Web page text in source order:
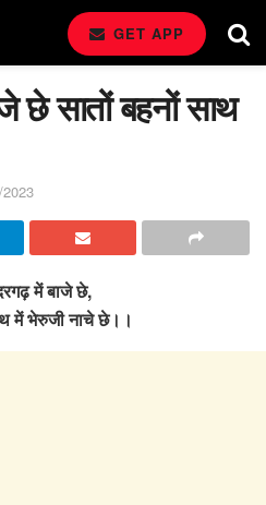
GET APP
छे सातों बहनों साथ
में बाजे छे,
में भेरुजी नाचे छे।।